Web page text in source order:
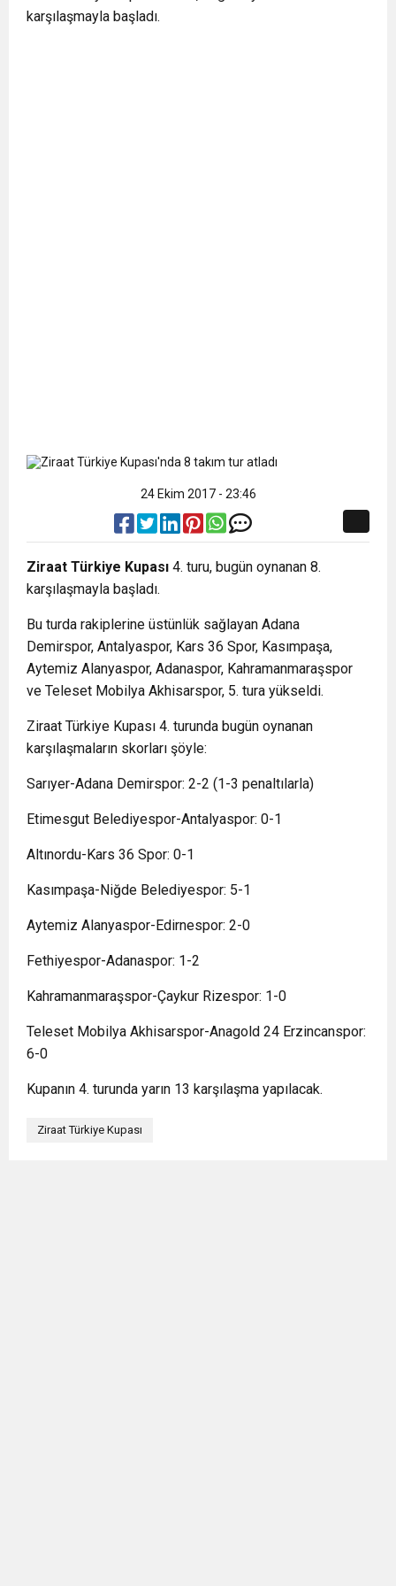
BULUŞUYOR
karşılaşmayla başladı.
24 Ekim 2017 - 23:46
Ziraat Türkiye Kupası 4. turu, bugün oynanan 8.
karşılaşmayla başladı.
Bu turda rakiplerine üstünlük sağlayan Adana
Demirspor, Antalyaspor, Kars 36 Spor, Kasımpaşa,
Aytemiz Alanyaspor, Adanaspor, Kahramanmaraşspor
ve Teleset Mobilya Akhisarspor, 5. tura yükseldi.
Ziraat Türkiye Kupası 4. turunda bugün oynanan
karşılaşmaların skorları şöyle:
Sarıyer-Adana Demirspor: 2-2 (1-3 penaltılarla)
Etimesgut Belediyespor-Antalyaspor: 0-1
Altınordu-Kars 36 Spor: 0-1
Kasımpaşa-Niğde Belediyespor: 5-1
Aytemiz Alanyaspor-Edirnespor: 2-0
Fethiyespor-Adanaspor: 1-2
Kahramanmaraşspor-Çaykur Rizespor: 1-0
Teleset Mobilya Akhisarspor-Anagold 24 Erzincanspor:
6-0
Kupanın 4. turunda yarın 13 karşılaşma yapılacak.
Ziraat Türkiye Kupası